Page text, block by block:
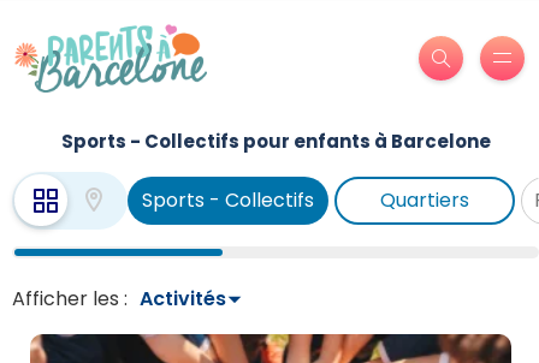
Sports - Collectifs pour enfants à Barcelone
Sports - Collectifs Quartiers
Afficher les :